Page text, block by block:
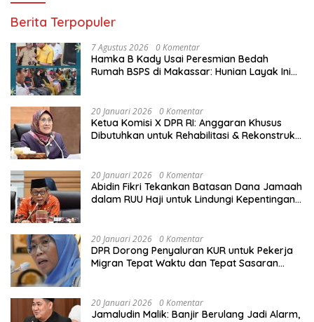
Berita Terpopuler
7 Agustus 2026 0 Komentar
Hamka B Kady Usai Peresmian Bedah
Rumah BSPS di Makassar: Hunian Layak Ini
20 Januari 2026 0 Komentar
Ketua Komisi X DPR RI: Anggaran Khusus
Dibutuhkan untuk Rehabilitasi & Rekonstruksi
20 Januari 2026 0 Komentar
Abidin Fikri Tekankan Batasan Dana Jamaah
dalam RUU Haji untuk Lindungi Kepentingan
20 Januari 2026 0 Komentar
DPR Dorong Penyaluran KUR untuk Pekerja
Migran Tepat Waktu dan Tepat Sasaran
20 Januari 2026 0 Komentar
Jamaludin Malik: Banjir Berulang Jadi Alarm,